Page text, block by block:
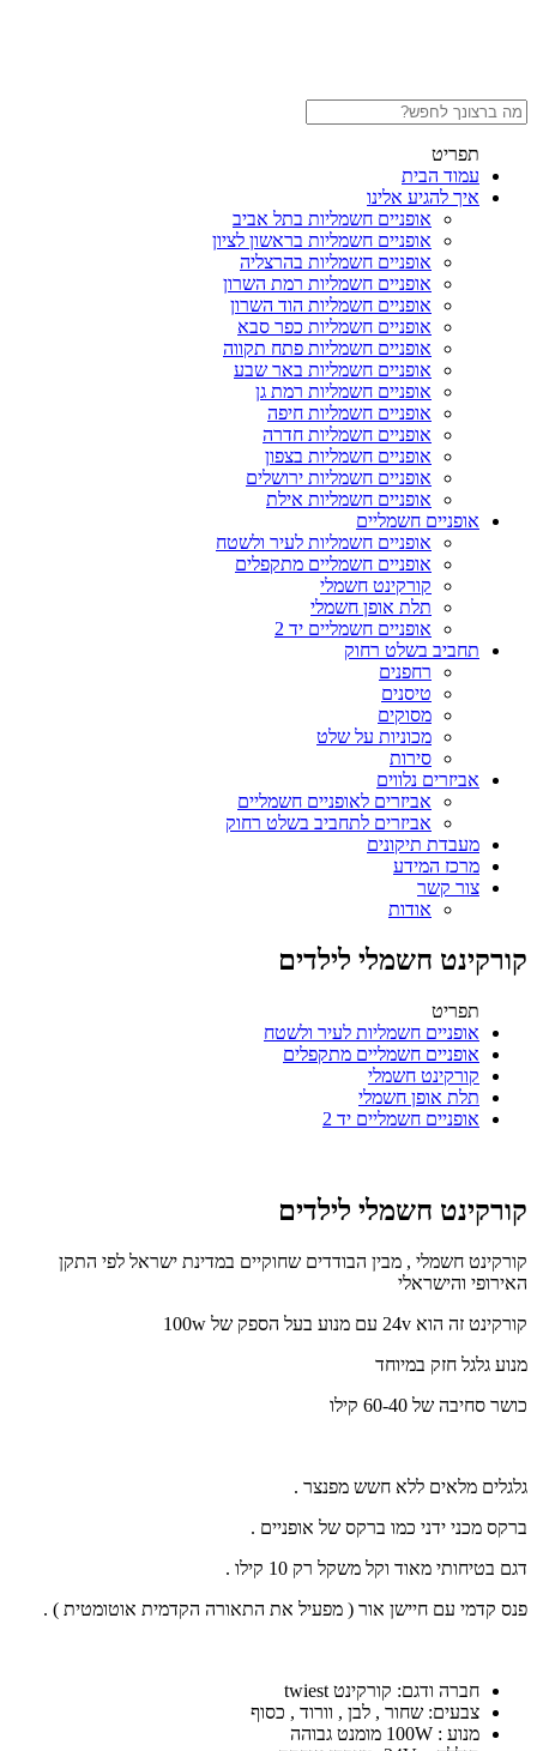
תפריט
עמוד הבית
איך להגיע אלינו
אופניים חשמליות בתל אביב
אופניים חשמליות בראשון לציון
אופניים חשמליות בהרצליה
אופניים חשמליות רמת השרון
אופניים חשמליות הוד השרון
אופניים חשמליות כפר סבא
אופניים חשמליות פתח תקווה
אופניים חשמליות באר שבע
אופניים חשמליות רמת גן
אופניים חשמליות חיפה
אופניים חשמליות חדרה
אופניים חשמליות בצפון
אופניים חשמליות ירושלים
אופניים חשמליות אילת
אופניים חשמליים
אופניים חשמליות לעיר ולשטח
אופניים חשמליים מתקפלים
קורקינט חשמלי
תלת אופן חשמלי
אופניים חשמליים יד 2
תחביב בשלט רחוק
רחפנים
טיסנים
מסוקים
מכוניות על שלט
סירות
אביזרים נלווים
אביזרים לאופניים חשמליים
אביזרים לתחביב בשלט רחוק
מעבדת תיקונים
מרכז המידע
צור קשר
אודות
קורקינט חשמלי לילדים
תפריט
אופניים חשמליות לעיר ולשטח
אופניים חשמליים מתקפלים
קורקינט חשמלי
תלת אופן חשמלי
אופניים חשמליים יד 2
קורקינט חשמלי לילדים
קורקינט חשמלי , מבין הבודדים שחוקיים במדינת ישראל לפי התקן
האירופי והישראלי
קורקינט זה הוא 24v עם מנוע בעל הספק של 100w
מנוע גלגל חזק במיוחד
כושר סחיבה של 60-40 קילו
גלגלים מלאים ללא חשש מפנצר .
ברקס מכני ידני כמו ברקס של אופניים .
דגם בטיחותי מאוד וקל משקל רק 10 קילו .
פנס קדמי עם חיישן אור ( מפעיל את התאורה הקדמית אוטומטית ) .
חברה ודגם: קורקינט twiest
צבעים: שחור , לבן , וורוד , כסוף
מנוע : 100W מומנט גבוהה